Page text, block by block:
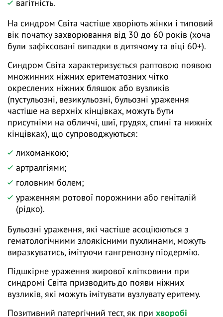
вагітність.
На синдром Світа частіше хворіють жінки і типовий
вік початку захворювання від 30 до 60 років (хоча
були зафіксовані випадки в дитячому та віці 60+).
Синдром Світа характеризується раптовою появою
множинних ніжних еритематозних чітко
окреслених ніжних бляшок або вузликів
(пустульозні, везикульозні, бульозні ураження
частіше на верхніх кінцівках, можуть бути
присутніми на обличчі, шиї, грудях, спині та нижніх
кінцівках), що супроводжуються:
лихоманкою;
артралгіями;
головним болем;
ураженням ротової порожнини або геніталій
(рідко).
Бульозні ураження, які частіше асоціюються з
гематологічними злоякісними пухлинами, можуть
виразкуватись, імітуючи гангренозну піодермію.
Підшкірне ураження жирової клітковини при
синдромі Світа призводить до появи ніжних
вузликів, які можуть імітувати вузлувату еритему.
Позитивний патергічний тест, як при хворобі